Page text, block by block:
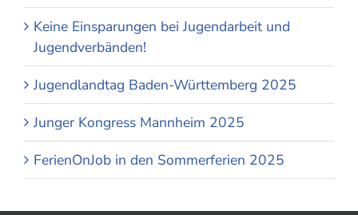
Keine Einsparungen bei Jugendarbeit und
Jugendverbänden!
Jugendlandtag Baden-Württemberg 2025
Junger Kongress Mannheim 2025
FerienOnJob in den Sommerferien 2025